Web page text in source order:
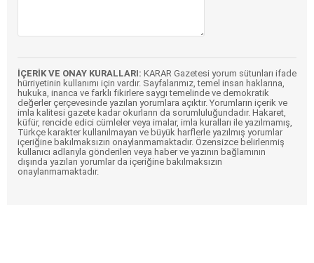
İÇERİK VE ONAY KURALLARI: KARAR Gazetesi yorum sütunları ifade
hürriyetinin kullanımı için vardır. Sayfalarımız, temel insan haklarına,
hukuka, inanca ve farklı fikirlere saygı temelinde ve demokratik
değerler çerçevesinde yazılan yorumlara açıktır. Yorumların içerik ve
imla kalitesi gazete kadar okurların da sorumluluğundadır. Hakaret,
küfür, rencide edici cümleler veya imalar, imla kuralları ile yazılmamış,
Türkçe karakter kullanılmayan ve büyük harflerle yazılmış yorumlar
içeriğine bakılmaksızın onaylanmamaktadır. Özensizce belirlenmiş
kullanıcı adlarıyla gönderilen veya haber ve yazının bağlamının
dışında yazılan yorumlar da içeriğine bakılmaksızın
onaylanmamaktadır.